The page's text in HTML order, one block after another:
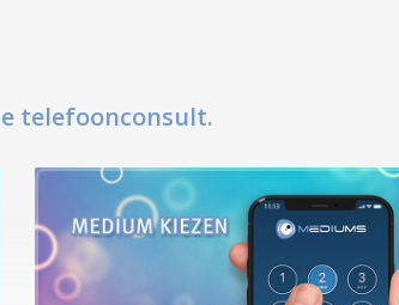
telefoonconsult.